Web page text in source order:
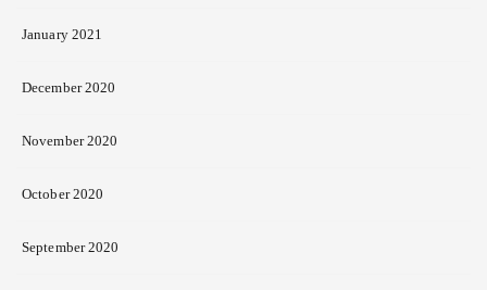
January 2021
December 2020
November 2020
October 2020
September 2020